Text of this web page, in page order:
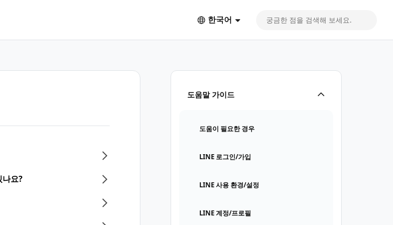
한국어
도움말 가이드
도움이 필요한 경우
LINE 로그인/가입
LINE 사용 환경/설정
LINE 계정/프로필
나요?